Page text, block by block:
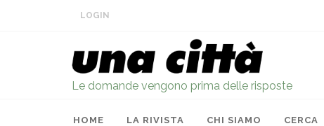
LOGIN
Le domande vengono prima delle risposte
HOME LA RIVISTA CHI SIAMO CERCA